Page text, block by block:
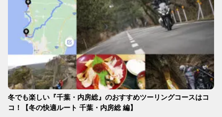
冬でも楽しい『千葉・内房総』のおすすめツーリングコースはコ
コ！【冬の快適ルート 千葉・内房総 編】